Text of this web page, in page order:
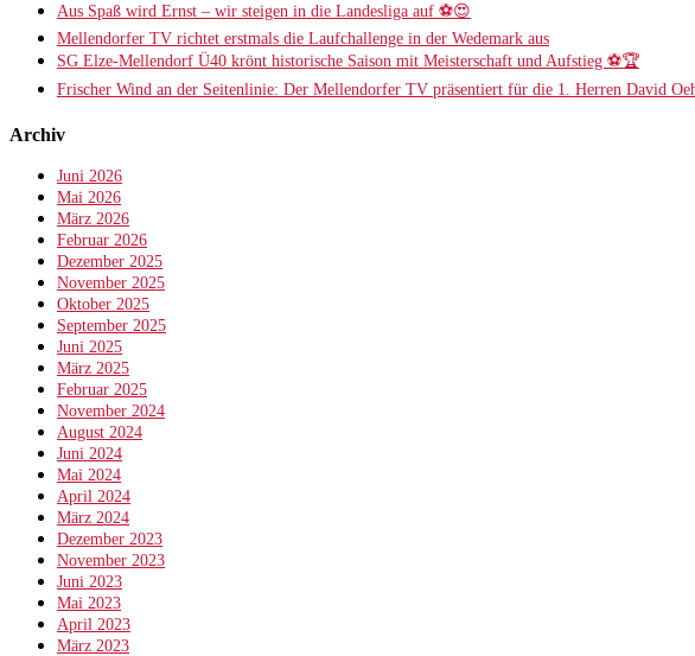
Aus Spaß wird Ernst – wir steigen in die Landesliga auf ⚽😍
Mellendorfer TV richtet erstmals die Laufchallenge in der Wedemark aus
SG Elze-Mellendorf Ü40 krönt historische Saison mit Meisterschaft und Aufstieg ⚽️🏆
Frischer Wind an der Seitenlinie: Der Mellendorfer TV präsentiert für die 1. Herren David
Archiv
Juni 2026
Mai 2026
März 2026
Februar 2026
Dezember 2025
November 2025
Oktober 2025
September 2025
Juni 2025
März 2025
Februar 2025
November 2024
August 2024
Juni 2024
Mai 2024
April 2024
März 2024
Dezember 2023
November 2023
Juni 2023
Mai 2023
April 2023
März 2023